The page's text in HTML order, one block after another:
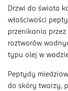
Drzwi do świata
właściwości
przenikania
roztworów
typu olej w
Peptydy
do skóry twarzy,